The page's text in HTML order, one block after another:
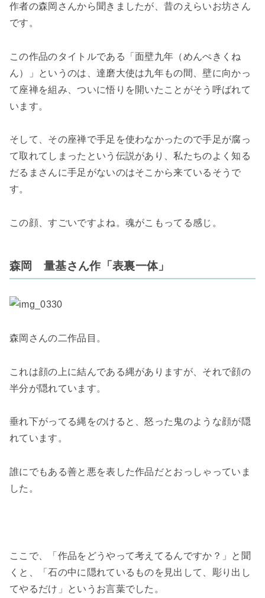
作者の森岡さんから聞きましたが、昔のえらいお坊さん
です。
この作品のタイトルである「面壁九年（めんぺきくね
ん）
」というのは、達磨大使は九年もの間、壁に向かっ
て座禅を組み、ついに悟りを開いたこと がそう呼ばれて
います。
そして、その座禅で手足を使わなかったので手足が腐っ
て取れてしまった という伝説があり、私たちのよく知る
だるまさんに手足がないのはそこから来ているそうで
す。
この顔、すごいですよね。魂がこもってる感じ。
森岡 量基さん作「表裏一体」
森岡さんの二作品目。
これは顔の上に結んである縄がありますが、それで顔の
半分が隠れています。
垂れ下がってる縄をのけると、怒った鬼のような顔が隠
れています。
誰にでもある善と悪を表した作品だとおっしゃっていま
した。
ここで、「作品をどうやって考えてるんですか？」と聞
くと、
「石の中に隠れているものを見出して、彫り出し
てやるだけ」
というお言葉でした。